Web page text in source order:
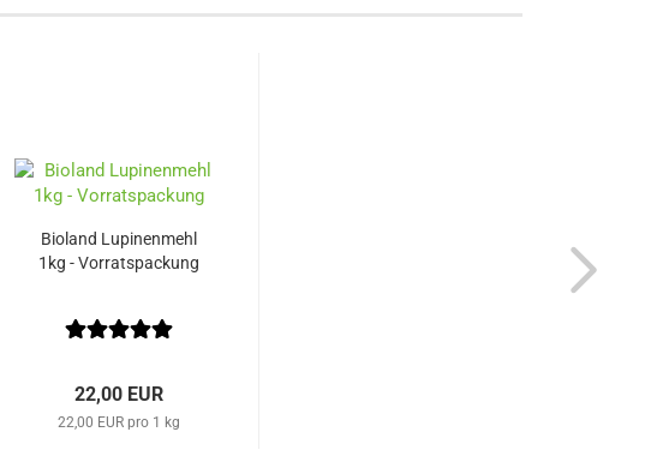
Bioland Lupinenmehl
1kg - Vorratspackung
22,00 EUR
22,00 EUR pro 1 kg